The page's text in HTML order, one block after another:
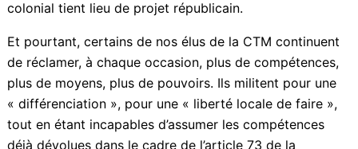
Martinique réduite à un théâtre d’ombres où l’ordre
colonial tient lieu de projet républicain.
Et pourtant, certains de nos élus de la CTM
continuent de réclamer, à chaque occasion, plus de
compétences, plus de moyens, plus de pouvoirs. Ils